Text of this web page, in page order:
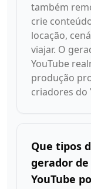
também
crie
locação,
viajar. O
YouTube
produção
criadores do
Que tipos
gerador
YouTube